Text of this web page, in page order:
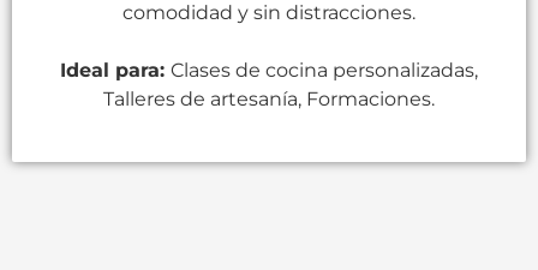
comodidad y sin distracciones.
Ideal para: Clases de cocina personalizadas,
Talleres de artesanía, Formaciones.